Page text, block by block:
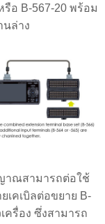
รือ B-567-20 พร้อม
ล่าง
สามารถต่อใช้
เคเบิลต่อขยาย B-
รื่อง ซึ่งสามารถ